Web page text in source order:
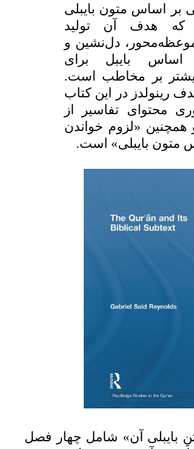
بر اساس متون بایبلی
که هدف آن تولید
دل‌نشین و
بایبل برای
بیشتر بر مخاطب است.
رینولدز در این کتاب
محتوای تفاسیر از
همچنین «لزوم خواندن
متون بایبلی» است.
بایبلی آن» شامل چهار فصل